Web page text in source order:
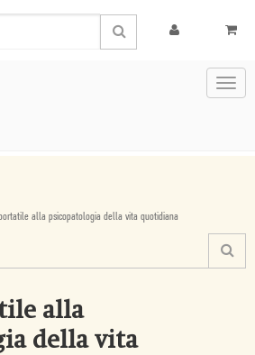
alla psicopatologia della vita quotidiana
alla
della vita